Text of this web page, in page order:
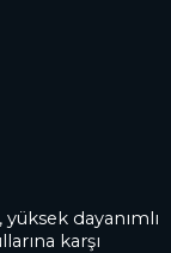
dayanımlı
karşı